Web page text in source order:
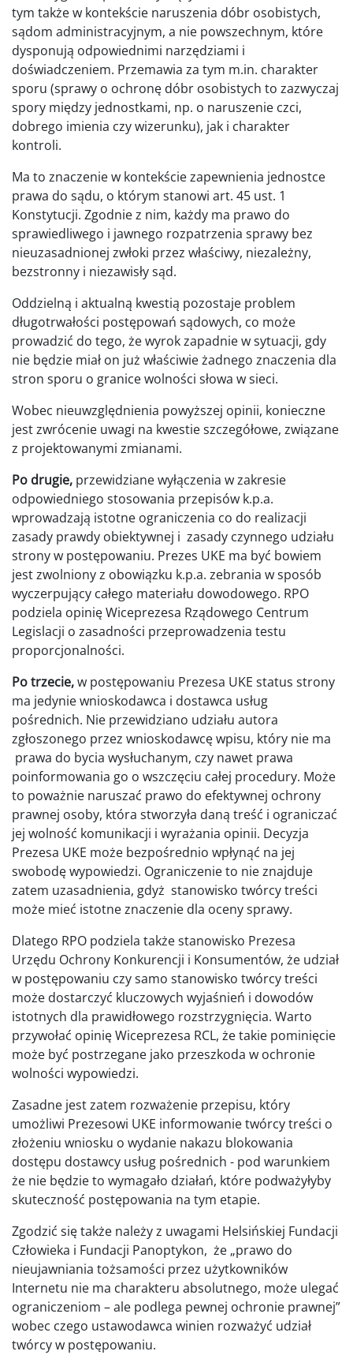
tym także w kontekście naruszenia dóbr osobistych,
sądom administracyjnym, a nie powszechnym, które
dysponują odpowiednimi narzędziami i
doświadczeniem. Przemawia za tym m.in. charakter
sporu (sprawy o ochronę dóbr osobistych to zazwyczaj
spory między jednostkami, np. o naruszenie czci,
dobrego imienia czy wizerunku), jak i charakter
kontroli.
Ma to znaczenie w kontekście zapewnienia jednostce
prawa do sądu, o którym stanowi art. 45 ust. 1
Konstytucji. Zgodnie z nim, każdy ma prawo do
sprawiedliwego i jawnego rozpatrzenia sprawy bez
nieuzasadnionej zwłoki przez właściwy, niezależny,
bezstronny i niezawisły sąd.
Oddzielną i aktualną kwestią pozostaje problem
długotrwałości postępowań sądowych, co może
prowadzić do tego, że wyrok zapadnie w sytuacji, gdy
nie będzie miał on już właściwie żadnego znaczenia dla
stron sporu o granice wolności słowa w sieci.
Wobec nieuwzględnienia powyższej opinii, konieczne
jest zwrócenie uwagi na kwestie szczegółowe, związane
z projektowanymi zmianami.
Po drugie, przewidziane wyłączenia w zakresie
odpowiedniego stosowania przepisów k.p.a.
wprowadzają istotne ograniczenia co do realizacji
zasady prawdy obiektywnej i zasady czynnego udziału
strony w postępowaniu. Prezes UKE ma być bowiem
jest zwolniony z obowiązku k.p.a. zebrania w sposób
wyczerpujący całego materiału dowodowego. RPO
podziela opinię Wiceprezesa Rządowego Centrum
Legislacji o zasadności przeprowadzenia testu
proporcjonalności.
Po trzecie,w postępowaniu Prezesa UKE status strony
ma jedynie wnioskodawca i dostawca usług
pośrednich. Nie przewidziano udziału autora
zgłoszonego przez wnioskodawcę wpisu, który nie ma
prawa do bycia wysłuchanym, czy nawet prawa
poinformowania go o wszczęciu całej procedury. Może
to poważnie naruszać prawo do efektywnej ochrony
prawnej osoby, która stworzyła daną treść i ograniczać
jej wolność komunikacji i wyrażania opinii. Decyzja
Prezesa UKE może bezpośrednio wpłynąć na jej
swobodę wypowiedzi. Ograniczenie to nie znajduje
zatem uzasadnienia, gdyż stanowisko twórcy treści
może mieć istotne znaczenie dla oceny sprawy.
Dlatego RPO podziela także stanowisko Prezesa
Urzędu Ochrony Konkurencji i Konsumentów, że udział
w postępowaniu czy samo stanowisko twórcy treści
może dostarczyć kluczowych wyjaśnień i dowodów
istotnych dla prawidłowego rozstrzygnięcia. Warto
przywołać opinię Wiceprezesa RCL, że takie pominięcie
może być postrzegane jako przeszkoda w ochronie
wolności wypowiedzi.
Zasadne jest zatem rozważenie przepisu, który
umożliwi Prezesowi UKE informowanie twórcy treści o
złożeniu wniosku o wydanie nakazu blokowania
dostępu dostawcy usług pośrednich - pod warunkiem
że nie będzie to wymagało działań, które podważyłyby
skuteczność postępowania na tym etapie.
Zgodzić się także należy z uwagami Helsińskiej Fundacji
Człowieka i Fundacji Panoptykon, że „prawo do
nieujawniania tożsamości przez użytkowników
Internetu nie ma charakteru absolutnego, może ulegać
ograniczeniom – ale podlega pewnej ochronie prawnej”
wobec czego ustawodawca winien rozważyć udział
twórcy w postępowaniu.